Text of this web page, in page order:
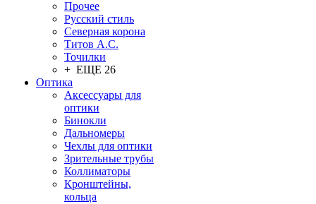
Прочее
Русский стиль
Северная корона
Титов А.С.
Точилки
+ ЕЩЕ 26
Оптика
Аксессуары для
оптики
Бинокли
Дальномеры
Чехлы для оптики
Зрительные трубы
Коллиматоры
Кронштейны,
кольца